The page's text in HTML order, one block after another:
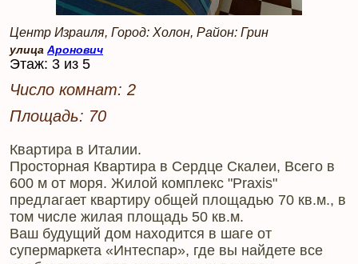
Центр Израиля, Город: Холон, Район: Грин
улица Аронович
Этаж: 3 из 5
Число комнат: 2
Площадь: 70
Квартира в Италии.
Просторная Квартира в Сердце Скалеи, Всего в
600 м от моря. Жилой комплекс "Praxis"
предлагает квартиру общей площадью 70 кв.м., в
том числе жилая площадь 50 кв.м.
Ваш будущий дом находится в шаге от
супермаркета «Интеспар», где вы найдете все